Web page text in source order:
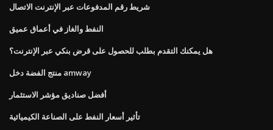
شريط رقم المدفوعات عبر الإنترنت الاتصال
النفط والغاز في أعماق عميق
هل يمكنك التقدم بطلب للحصول على قرض بنكي عبر الإنترنت؟
منتج الفضة دخل amway
أفضل صناديق مؤشر الاستثمار
تأثير أسعار النفط على الصناعة الكيميائية